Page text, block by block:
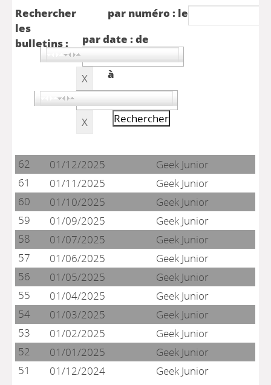
Rechercher
les
bulletins :
par numéro : le
par date : de
à
62 01/12/2025
Geek Junior
61
01/11/2025
Geek Junior
60
01/10/2025
Geek Junior
59
01/09/2025
Geek Junior
58
01/07/2025
Geek Junior
57
01/06/2025
Geek Junior
56
01/05/2025
Geek Junior
55
01/04/2025
Geek Junior
54
01/03/2025
Geek Junior
53
01/02/2025
Geek Junior
52
01/01/2025
Geek Junior
51
01/12/2024 Geek Junior